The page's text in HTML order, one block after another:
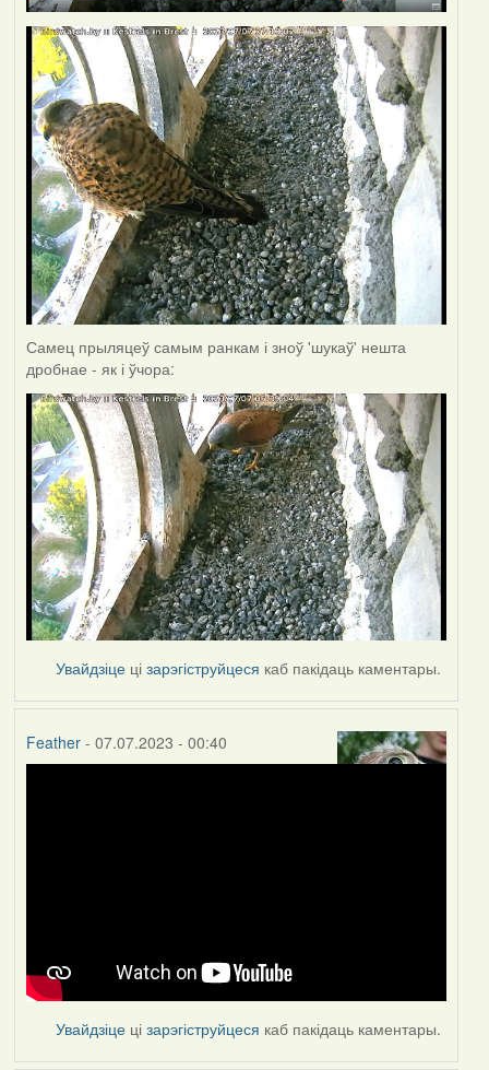
Самец прыляцеў самым ранкам і зноў 'шукаў' нешта
дробнае - як і ўчора:
Увайдзіце цізарэгіструйцеся каб пакідаць каментары.
Feather- 07.07.2023 - 00:40
Увайдзіце цізарэгіструйцеся каб пакідаць каментары.